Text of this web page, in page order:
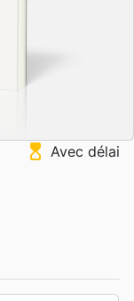
hourglass_top Avec délai